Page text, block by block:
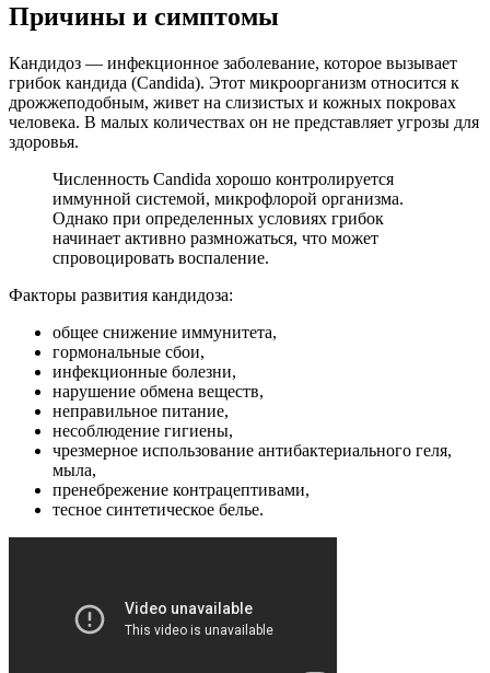
Причины и симптомы
Кандидоз — инфекционное заболевание, которое вызывает
грибок кандида (Candida). Этот микроорганизм относится к
дрожжеподобным, живет на слизистых и кожных покровах
человека. В малых количествах он не представляет угрозы для
здоровья.
Численность Candida хорошо контролируется
иммунной системой, микрофлорой организма.
Однако при определенных условиях грибок
начинает активно размножаться, что может
спровоцировать воспаление.
Факторы развития кандидоза:
общее снижение иммунитета,
гормональные сбои,
инфекционные болезни,
нарушение обмена веществ,
неправильное питание,
несоблюдение гигиены,
чрезмерное использование антибактериального геля,
мыла,
пренебрежение контрацептивами,
тесное синтетическое белье.